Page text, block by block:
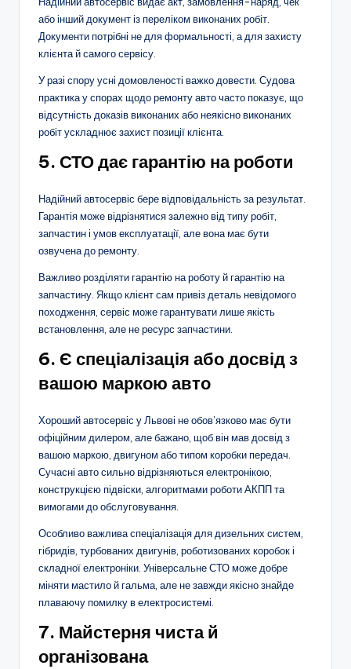
або інший документ із переліком виконаних робіт.
Документи потрібні не для формальності, а для захисту
клієнта й самого сервісу.
У разі спору усні домовленості важко довести. Судова
практика у спорах щодо ремонту авто часто показує, що
відсутність доказів виконаних або неякісно виконаних
робіт ускладнює захист позиції клієнта.
5. СТО дає гарантію на роботи
Надійний автосервіс бере відповідальність за результат.
Гарантія може відрізнятися залежно від типу робіт,
запчастин і умов експлуатації, але вона має бути
озвучена до ремонту.
Важливо розділяти гарантію на роботу й гарантію на
запчастину. Якщо клієнт сам привіз деталь невідомого
походження, сервіс може гарантувати лише якість
встановлення, але не ресурс запчастини.
6. Є спеціалізація або досвід з
вашою маркою авто
Хороший автосервіс у Львові не обов’язково має бути
офіційним дилером, але бажано, щоб він мав досвід з
вашою маркою, двигуном або типом коробки передач.
Сучасні авто сильно відрізняються електронікою,
конструкцією підвіски, алгоритмами роботи АКПП та
вимогами до обслуговування.
Особливо важлива спеціалізація для дизельних систем,
гібридів, турбованих двигунів, роботизованих коробок і
складної електроніки. Універсальне СТО може добре
міняти мастило й гальма, але не завжди якісно знайде
плаваючу помилку в електросистемі.
7. Майстерня чиста й
організована